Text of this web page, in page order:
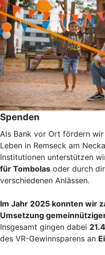
Spenden
Als Bank vor Ort fördern
Leben in Remseck am
Institutionen unterstützen
für Tombolas oder durch
verschiedenen Anlässen.
Im Jahr 2025 konnten wir
Umsetzung
Insgesamt gingen dabei
des VR-Gewinnsparens an